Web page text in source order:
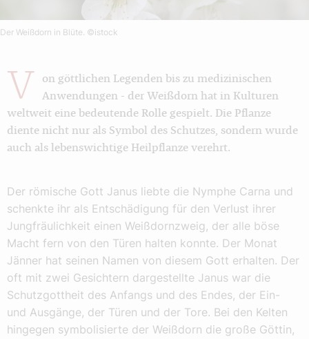
Der Weißdorn in Blüte. ©istock
V
on göttlichen Legenden bis zu medizinischen
Anwendungen - der Weißdorn hat in Kulturen
weltweit eine bedeutende Rolle gespielt. Die Pflanze
diente nicht nur als Symbol des Schutzes, sondern wurde
auch als lebenswichtige Heilpflanze verehrt.
Der römische Gott Janus liebte die Nymphe Carna und
schenkte ihr als Entschädigung für den Verlust ihrer
Jungfräulichkeit einen Weißdornzweig, der alle böse
Macht fern von den Türen halten konnte. Der Monat
Jänner hat seinen Namen von diesem Gott erhalten. Der
oft mit zwei Gesichtern dargestellte Janus war die
Schutzgottheit des Anfangs und des Endes, der Ein-
und Ausgänge, der Türen und der Tore. Bei den Kelten
hingegen symbolisierte der Weißdorn die große Göttin,